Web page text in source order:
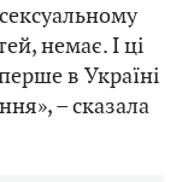
немає. І ці
в Україні
– сказала